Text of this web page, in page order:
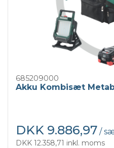
685209000
Akku Kombisæt
DKK 9.886,97 /
DKK 12.358,71 inkl. moms